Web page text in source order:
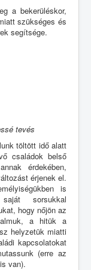
a bekerüléskor,
szükséges és
segítsége.
tevés
töltött idő alatt
családok belső
érdekében,
érjenek el.
is
sorsukkal
hogy nőjön az
a hitük a
helyzetük miatti
kapcsolatokat
(erre az
van).